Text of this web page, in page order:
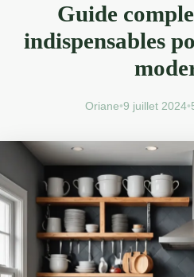
Guide
indispensables
Oriane•9 juillet 2024•